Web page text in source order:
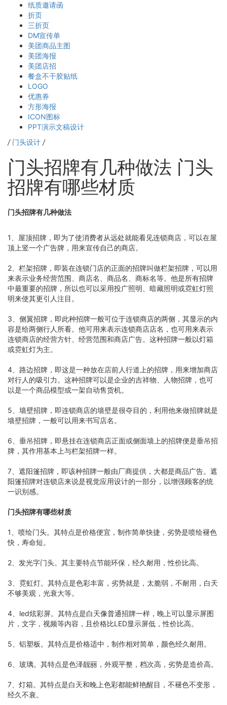
纸质邀请函
折页
三折页
DM宣传单
美团商品主图
美团海报
美团店招
餐盒不干胶贴纸
LOGO
优惠券
方形海报
ICON图标
PPT演示文稿设计
/ 门头设计 /
门头招牌有几种做法 门头
招牌有哪些材质
门头招牌有几种做法
1、屋顶招牌，即为了使消费者从远处就能看见连锁商店，可以在屋
顶上竖一个广告牌，用来宣传自己的商店。
2、栏架招牌，即装在连锁门店的正面的招牌叫做栏架招牌，可以用
来表示业务经营范围、商店名、商品名、商标名等。他是所有招牌
中最重要的招牌，所以也可以采用投广照明、暗藏照明或霓虹灯照
明来使其更引人注目。
3、侧翼招牌，即此种招牌一般可位于连锁商店的两侧，其显示的内
容是给两侧行人所看。他可用来表示连锁商店店名，也可用来表示
连锁商店的经营方针、经营范围和商店广告。这种招牌一般以灯箱
或霓虹灯为主。
4、路边招牌，即这是一种放在店前人行道上的招牌，用来增加商店
对行人的吸引力。这种招牌可以是企业的吉祥物、人物招牌，也可
以是一个商品模型或一架自动售货机。
5、墙壁招牌，即连锁商店的墙壁是很夺目的，利用他来做招牌就是
墙壁招牌，一般可以用来书写店名。
6、垂吊招牌，即悬挂在连锁商店正面或侧面墙上的招牌便是垂吊招
牌，其作用基本上与栏架招牌一样。
7、遮阳篷招牌，即该种招牌一般由厂商提供，大都是商品广告。遮
阳篷招牌对连锁店来说是视觉应用设计的一部分，以增强顾客的统
一识别感。
门头招牌有哪些材质
1、喷绘门头。其特点是价格便宜，制作简单快捷，劣势是喷绘褪色
快，寿命短。
2、发光字门头。其主要特点节能环保，经久耐用，性价比高。
3、霓虹灯。其特点是色彩丰富，劣势就是，太脆弱，不耐用，白天
不够美观，光衰大等。
4、led炫彩屏。其特点是白天像普通招牌一样，晚上可以显示屏图
片，文字，视频等内容，且价格比LED显示屏低，性价比高。
5、铝塑板。其特点是价格适中，制作相对简单，颜色经久耐用。
6、玻璃。其特点是色泽靓丽，外观平整，档次高，劣势是造价高。
7、灯箱。其特点是白天和晚上色彩都能鲜艳醒目，不褪色不变形，
经久不衰。